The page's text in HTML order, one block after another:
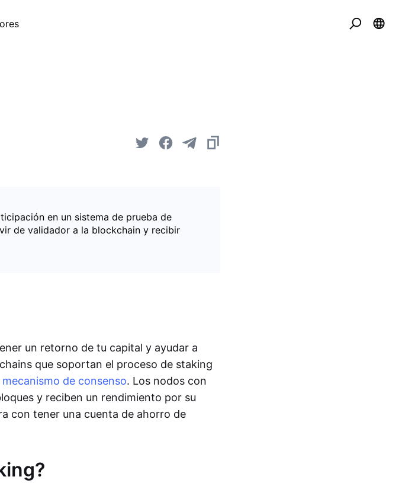
en un sistema de prueba de
de validador a la blockchain y recibir
un retorno de tu capital y ayudar a
que soportan el proceso de staking
mecanismo de consenso. Los nodos con
y reciben un rendimiento por su
con tener una cuenta de ahorro de